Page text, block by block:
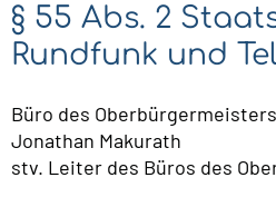
§ 55 Abs. 2
Rundfunk und
Büro des Oberbürgermeisters
Jonathan Makurath
stv. Leiter des Büros des